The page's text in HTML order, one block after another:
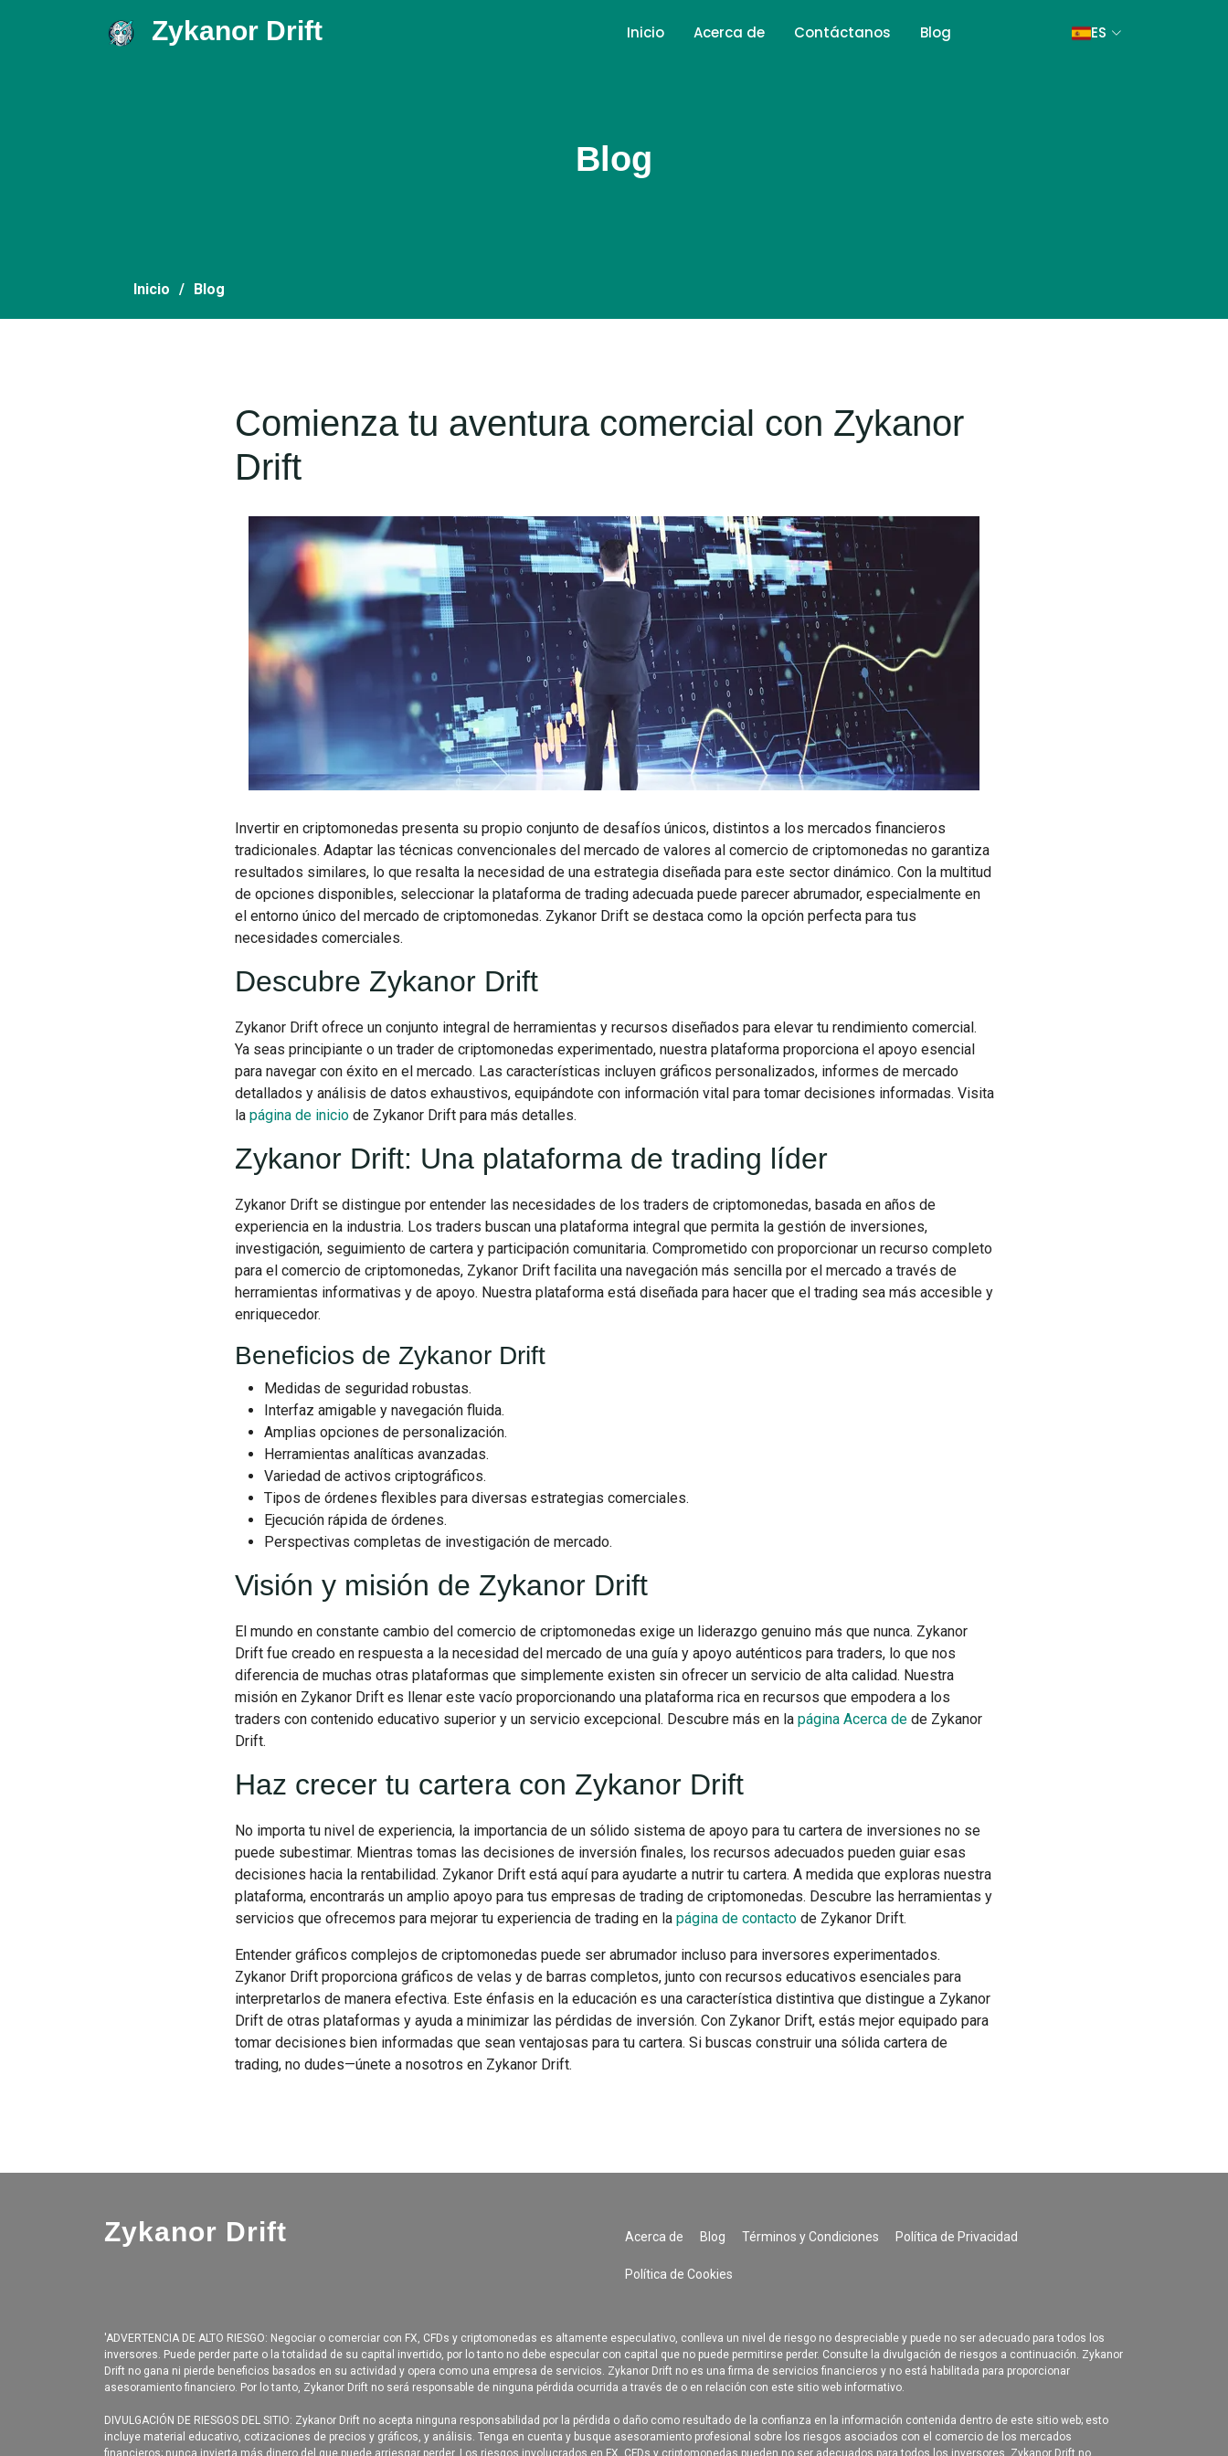
Zykanor Drift Inicio Acerca de Contáctanos Blog ES
Blog
Inicio Blog
Comienza tu aventura comercial con Zykanor
Drift
Invertir en criptomonedas presenta su propio conjunto de desafíos únicos, distintos a los mercados financieros
tradicionales. Adaptar las técnicas convencionales del mercado de valores al comercio de criptomonedas no garantiza
resultados similares, lo que resalta la necesidad de una estrategia diseñada para este sector dinámico. Con la multitud
de opciones disponibles, seleccionar la plataforma de trading adecuada puede parecer abrumador, especialmente en
el entorno único del mercado de criptomonedas. Zykanor Drift se destaca como la opción perfecta para tus
necesidades comerciales.
Descubre Zykanor Drift
Zykanor Drift ofrece un conjunto integral de herramientas y recursos diseñados para elevar tu rendimiento comercial.
Ya seas principiante o un trader de criptomonedas experimentado, nuestra plataforma proporciona el apoyo esencial
para navegar con éxito en el mercado. Las características incluyen gráficos personalizados, informes de mercado
detallados y análisis de datos exhaustivos, equipándote con información vital para tomar decisiones informadas. Visita
la página de iniciode Zykanor Drift para más detalles.
Zykanor Drift: Una plataforma de trading líder
Zykanor Drift se distingue por entender las necesidades de los traders de criptomonedas, basada en años de
experiencia en la industria. Los traders buscan una plataforma integral que permita la gestión de inversiones,
investigación, seguimiento de cartera y participación comunitaria. Comprometido con proporcionar un recurso completo
para el comercio de criptomonedas, Zykanor Drift facilita una navegación más sencilla por el mercado a través de
herramientas informativas y de apoyo. Nuestra plataforma está diseñada para hacer que el trading sea más accesible y
enriquecedor.
Beneficios de Zykanor Drift
Medidas de seguridad robustas.
Interfaz amigable y navegación fluida.
Amplias opciones de personalización.
Herramientas analíticas avanzadas.
Variedad de activos criptográficos.
Tipos de órdenes flexibles para diversas estrategias comerciales.
Ejecución rápida de órdenes.
Perspectivas completas de investigación de mercado.
Visión y misión de Zykanor Drift
El mundo en constante cambio del comercio de criptomonedas exige un liderazgo genuino más que nunca. Zykanor
Drift fue creado en respuesta a la necesidad del mercado de una guía y apoyo auténticos para traders, lo que nos
diferencia de muchas otras plataformas que simplemente existen sin ofrecer un servicio de alta calidad. Nuestra
misión en Zykanor Drift es llenar este vacío proporcionando una plataforma rica en recursos que empodera a los
traders con contenido educativo superior y un servicio excepcional. Descubre más en la página Acerca dede Zykanor
Drift.
Haz crecer tu cartera con Zykanor Drift
No importa tu nivel de experiencia, la importancia de un sólido sistema de apoyo para tu cartera de inversiones no se
puede subestimar. Mientras tomas las decisiones de inversión finales, los recursos adecuados pueden guiar esas
decisiones hacia la rentabilidad. Zykanor Drift está aquí para ayudarte a nutrir tu cartera. A medida que exploras nuestra
plataforma, encontrarás un amplio apoyo para tus empresas de trading de criptomonedas. Descubre las herramientas y
servicios que ofrecemos para mejorar tu experiencia de trading en la página de contactode Zykanor Drift.
Entender gráficos complejos de criptomonedas puede ser abrumador incluso para inversores experimentados.
Zykanor Drift proporciona gráficos de velas y de barras completos, junto con recursos educativos esenciales para
interpretarlos de manera efectiva. Este énfasis en la educación es una característica distintiva que distingue a Zykanor
Drift de otras plataformas y ayuda a minimizar las pérdidas de inversión. Con Zykanor Drift, estás mejor equipado para
tomar decisiones bien informadas que sean ventajosas para tu cartera. Si buscas construir una sólida cartera de
trading, no dudes—únete a nosotros en Zykanor Drift.
Zykanor Drift Acerca de Blog Términos y Condiciones Política de Privacidad
Política de Cookies
'ADVERTENCIA DE ALTO RIESGO: Negociar o comerciar con FX, CFDs y criptomonedas es altamente especulativo, conlleva un nivel de riesgo no despreciable y puede no ser adecuado para todos los
inversores. Puede perder parte o la totalidad de su capital invertido, por lo tanto no debe especular con capital que no puede permitirse perder. Consulte la divulgación de riesgos a continuación. Zykanor
Drift no gana ni pierde beneficios basados en su actividad y opera como una empresa de servicios. Zykanor Drift no es una firma de servicios financieros y no está habilitada para proporcionar
asesoramiento financiero. Por lo tanto, Zykanor Drift no será responsable de ninguna pérdida ocurrida a través de o en relación con este sitio web informativo.
DIVULGACIÓN DE RIESGOS DEL SITIO: Zykanor Drift no acepta ninguna responsabilidad por la pérdida o daño como resultado de la confianza en la información contenida dentro de este sitio web; esto
incluye material educativo, cotizaciones de precios y gráficos, y análisis. Tenga en cuenta y busque asesoramiento profesional sobre los riesgos asociados con el comercio de los mercados
financieros; nunca invierta más dinero del que puede arriesgar perder. Los riesgos involucrados en FX, CFDs y criptomonedas pueden no ser adecuados para todos los inversores. Zykanor Drift no